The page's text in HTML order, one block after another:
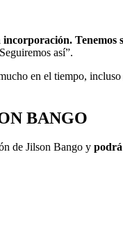
Tenemos
así”.
en el tiempo,
BANGO
de Jilson Bango y